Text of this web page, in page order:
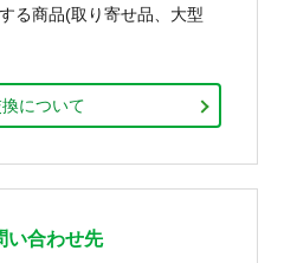
る商品(取り寄せ品、大型
について
い合わせ先